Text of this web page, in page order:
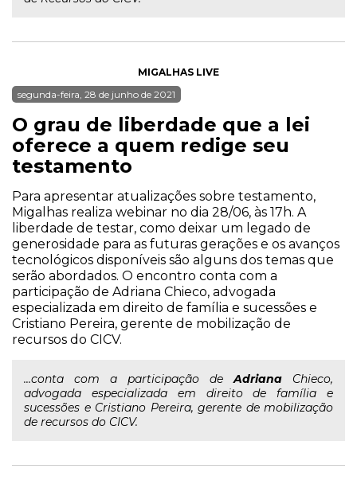
MIGALHAS LIVE
segunda-feira, 28 de junho de 2021
O grau de liberdade que a lei
oferece a quem redige seu
testamento
Para apresentar atualizações sobre testamento,
Migalhas realiza webinar no dia 28/06, às 17h. A
liberdade de testar, como deixar um legado de
generosidade para as futuras gerações e os avanços
tecnológicos disponíveis são alguns dos temas que
serão abordados. O encontro conta com a
participação de Adriana Chieco, advogada
especializada em direito de família e sucessões e
Cristiano Pereira, gerente de mobilização de
recursos do CICV.
...conta com a participação deAdriana Chieco,
advogada especializada em direito de família e
sucessões e Cristiano Pereira, gerente de mobilização
de recursos do CICV.